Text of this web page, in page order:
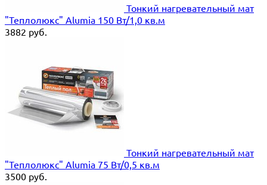
Тонкий нагревательный мат
"Теплолюкс" Alumia 150 Вт/1,0 кв.м
3882 руб.
Тонкий нагревательный мат
"Теплолюкс" Alumia 75 Вт/0,5 кв.м
3500 руб.